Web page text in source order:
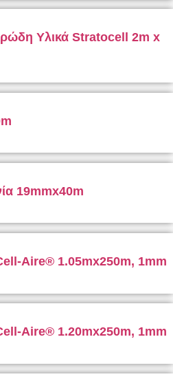
Υλικά Stratocell 2m x
19mmx40m
Aire® 1.05mx250m, 1mm
Aire® 1.20mx250m, 1mm